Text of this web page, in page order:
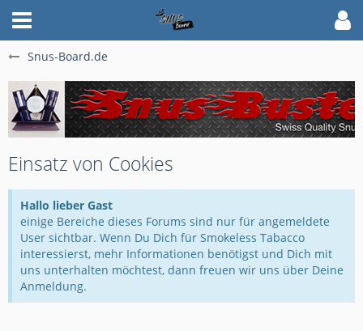
Snus-Board.de
Einsatz von Cookies
Hallo lieber Gast
einige Bereiche dieses Forums sind nur für angemeldete
User sichtbar. Wenn Du Dich für Smokeless Tabacco
interessierst, mehr Informationen benötigst und Dich mit
uns unterhalten möchtest, dann freuen wir uns über Deine
Anmeldung.